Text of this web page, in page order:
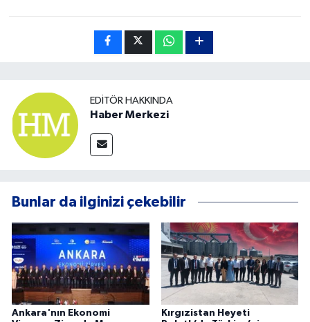
EDITÖR HAKKINDA
Haber Merkezi
Bunlar da ilginizi çekebilir
Ankara'nın Ekonomi
Kırgızistan Heyeti